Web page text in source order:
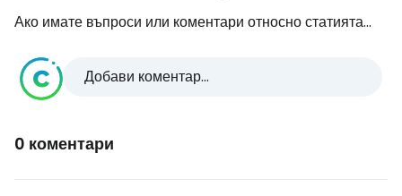
Ако имате въпроси или коментари относно статията...
Добави коментар...
0 коментари